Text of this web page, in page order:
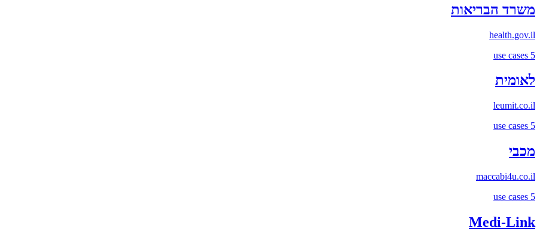
משרד הבריאות
health.gov.il
5
לאומית
leumit.co.il
5
מכבי
maccabi4u.co.il
5
Medi-Link